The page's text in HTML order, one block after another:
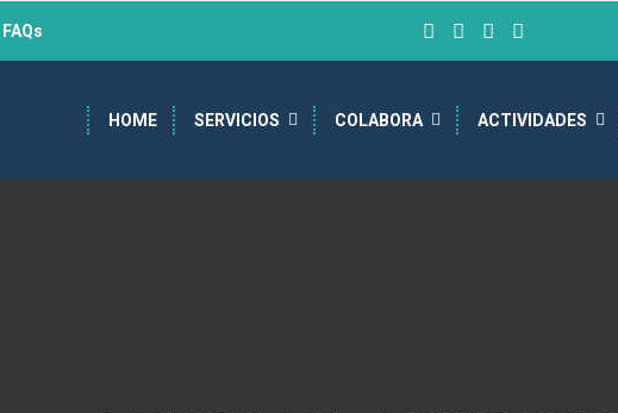
FAQs
HOME SERVICIOS COLABORA ACTIVIDADES